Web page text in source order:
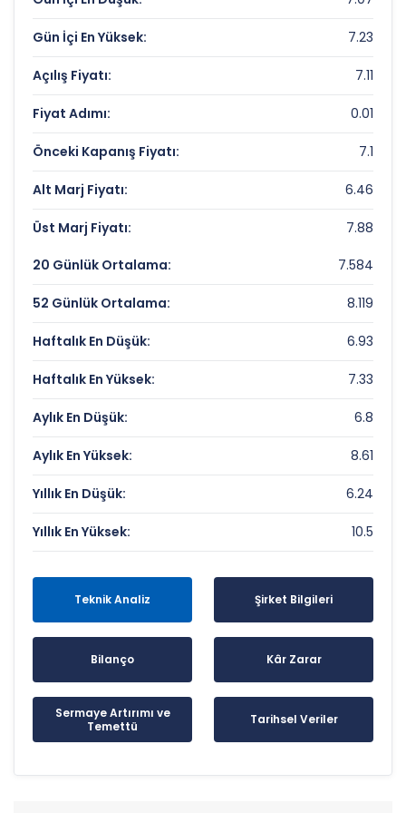
Piyasa Değeri/Defter Değeri (PD/DD):
0.43
DENIZ GMYO Rekorlar ve Önemli
Seviyeler
Bugün Gördüğü En Yüksek Fiyat:
7.23 TL
Son 1 Yılın Zirvesi:
10.5 TL
Son 1 Yılın Dibi:
6.24 TL
Gün İçi En Yüksek: 7.23
Açılış Fiyatı: 7.11
Fiyat Adımı: 0.01
Önceki Kapanış Fiyatı: 7.1
Alt Marj Fiyatı: 6.46
Üst Marj Fiyatı: 7.88
20 Günlük Ortalama: 7.584
52 Günlük Ortalama: 8.119
Haftalık En Düşük: 6.93
Haftalık En Yüksek: 7.33
Aylık En Düşük: 6.8
Aylık En Yüksek: 8.61
Yıllık En Düşük: 6.24
Yıllık En Yüksek: 10.5
Teknik Analiz Şirket Bilgileri
Bilanço Kâr Zarar
Sermaye Artırımı ve
Temettü
Tarihsel Veriler